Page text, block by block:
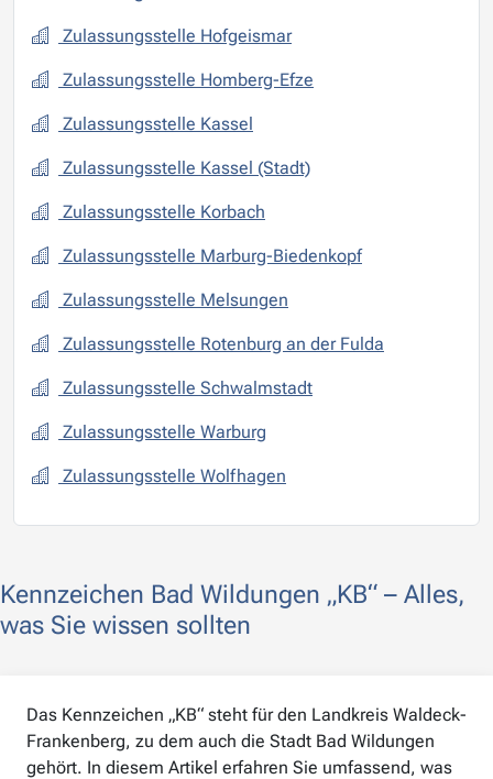
Zulassungsstelle Hofgeismar
Zulassungsstelle Homberg-Efze
Zulassungsstelle Kassel
Zulassungsstelle Kassel (Stadt)
Zulassungsstelle Korbach
Zulassungsstelle Marburg-Biedenkopf
Zulassungsstelle Melsungen
Zulassungsstelle Rotenburg an der Fulda
Zulassungsstelle Schwalmstadt
Zulassungsstelle Warburg
Zulassungsstelle Wolfhagen
Kennzeichen Bad Wildungen „KB“ – Alles,
was Sie wissen sollten
Das Kennzeichen „KB“ steht für den Landkreis Waldeck-
Frankenberg, zu dem auch die Stadt Bad Wildungen
gehört. In diesem Artikel erfahren Sie umfassend, was